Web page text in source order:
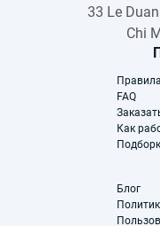
33 Le
Chi
Правила
FAQ
Как
Блог